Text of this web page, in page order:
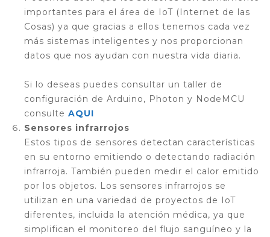
importantes para el área de IoT (Internet de las
Cosas) ya que gracias a ellos tenemos cada vez
más sistemas inteligentes y nos proporcionan
datos que nos ayudan con nuestra vida diaria.
Si lo deseas puedes consultar un taller de
configuración de Arduino, Photon y NodeMCU
consulte AQUI
Sensores infrarrojos
Estos tipos de sensores detectan características
en su entorno emitiendo o detectando radiación
infrarroja. También pueden medir el calor emitido
por los objetos. Los sensores infrarrojos se
utilizan en una variedad de proyectos de IoT
diferentes, incluida la atención médica, ya que
simplifican el monitoreo del flujo sanguíneo y la